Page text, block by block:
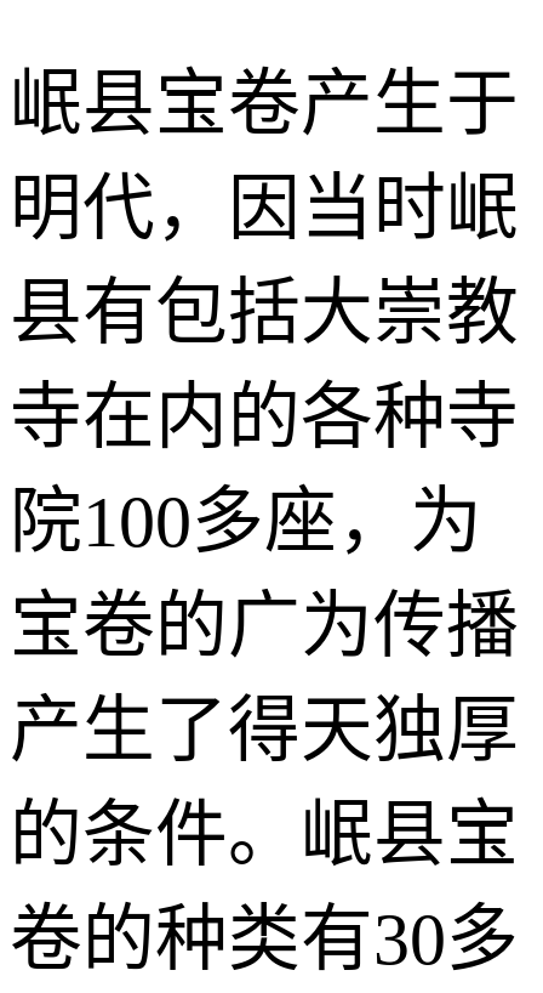
岷县宝卷产生于
明代，因当时岷
县有包括大崇教
寺在内的各种寺
院100多座，为
宝卷的广为传播
产生了得天独厚
的条件。岷县宝
卷的种类有30多